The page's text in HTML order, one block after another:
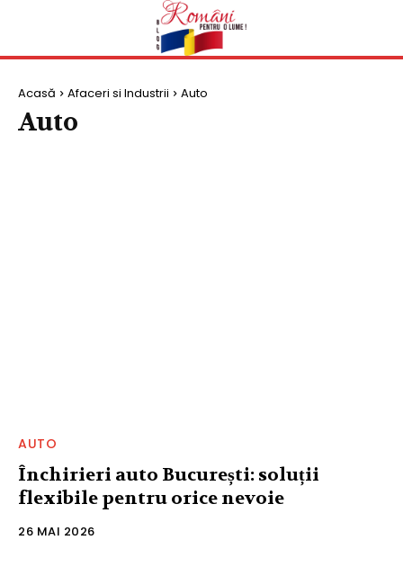
Acasă Afaceri si Industrii Auto
Auto
AUTO
Închirieri auto București: soluții
flexibile pentru orice nevoie
26 MAI 2026